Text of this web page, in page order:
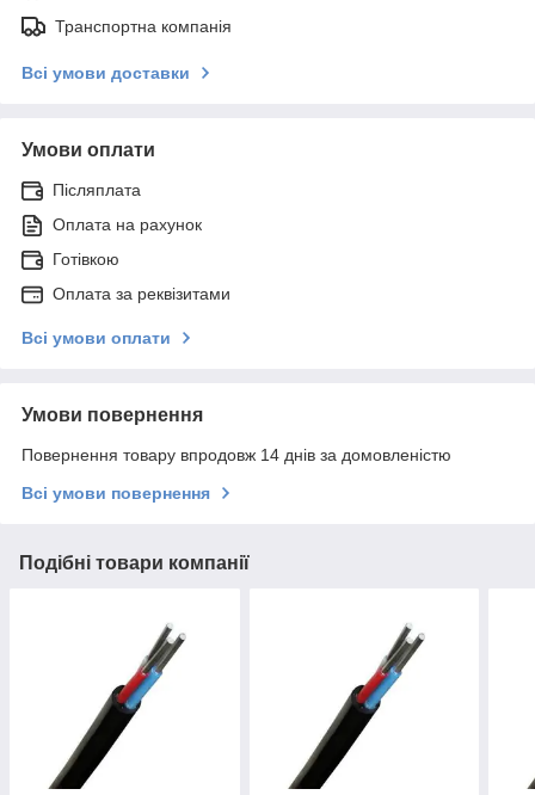
Транспортна компанія
Всі умови доставки
Умови оплати
Післяплата
Оплата на рахунок
Готівкою
Оплата за реквізитами
Всі умови оплати
Умови повернення
Повернення товару впродовж 14 днів за домовленістю
Всі умови повернення
Подібні товари компанії